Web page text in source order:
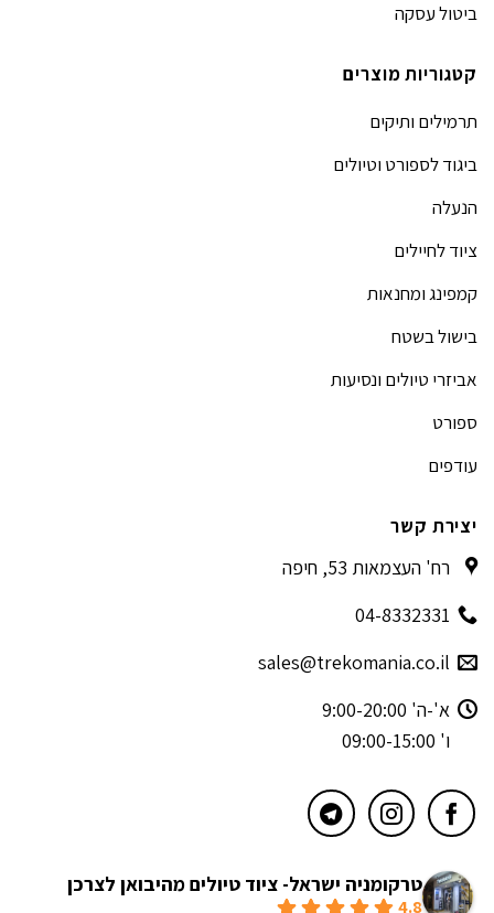
ביטול עסקה
קטגוריות מוצרים
תרמילים ותיקים
ביגוד לספורט וטיולים
הנעלה
ציוד לחיילים
קמפינג ומחנאות
בישול בשטח
אביזרי טיולים ונסיעות
ספורט
עודפים
יצירת קשר
רח' העצמאות 53, חיפה
04-8332331
sales@trekomania.co.il
א'-ה' 9:00-20:00
ו' 09:00-15:00
טרקומניה ישראל- ציוד טיולים מהיבואן לצרכן
4.8